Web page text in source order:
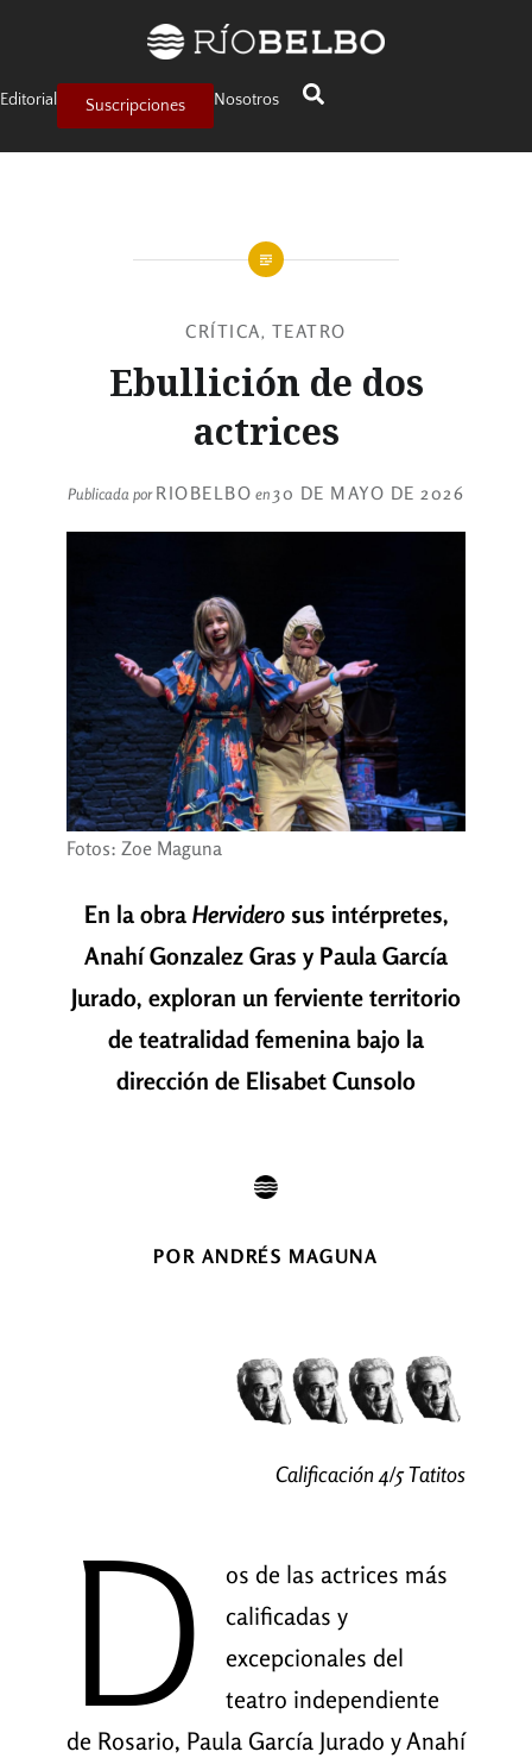
Editorial Suscripciones Nosotros
CRÍTICA, TEATRO
Ebullición de dos
actrices
Publicada porRIOBELBO en30 DE MAYO DE 2026
Fotos: Zoe Maguna
En la obra Hervidero sus intérpretes,
Anahí Gonzalez Gras y Paula García
Jurado, exploran un ferviente territorio
de teatralidad femenina bajo la
dirección de Elisabet Cunsolo
POR ANDRÉS MAGUNA
Calificación 4/5 Tatitos
D
os de las actrices más
calificadas y
excepcionales del
teatro independiente
de Rosario, Paula García Jurado y Anahí